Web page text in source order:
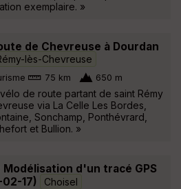
exemplaire. »
de Chevreuse à Dourdan
lès-Chevreuse
75 km 650 m
de route partant de saint Rémy
via La Celle Les Bordes,
Sonchamp, Ponthévrard,
et Bullion. »
Modélisation d'un tracé GPS
17)
Choisel